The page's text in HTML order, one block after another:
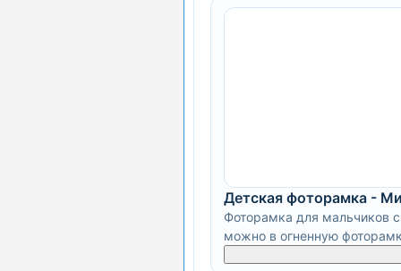
Детская фоторамка -
Фоторамка для мальчиков
можно в огненную